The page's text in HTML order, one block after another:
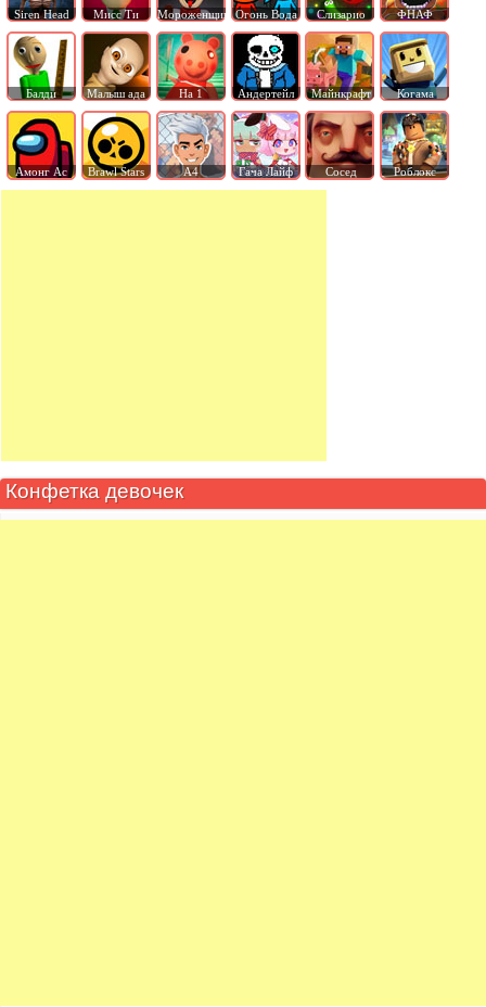
Siren Head Мисс Ти Мороженщик Огонь Вода Слизарио ФНАФ
Балди Малыш ада На 1 Андертейл Майнкрафт Когама
Амонг Ас Brawl Stars А4 Гача Лайф Сосед Роблокс
Конфетка девочек